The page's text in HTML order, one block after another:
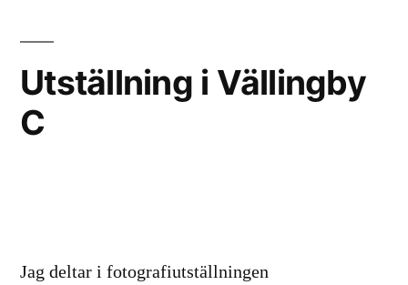
Utställning i Vällingby
C
Jag deltar i fotografiutställningen